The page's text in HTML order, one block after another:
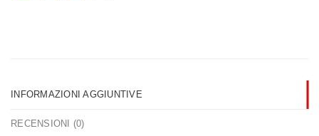
INFORMAZIONI AGGIUNTIVE
RECENSIONI (0)